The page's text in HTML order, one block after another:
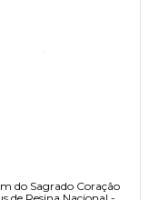
do Sagrado Coração